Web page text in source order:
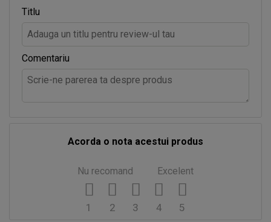
Titlu
Comentariu
Acorda o nota acestui produs
Nu recomand Excelent
5
4
3
2
1